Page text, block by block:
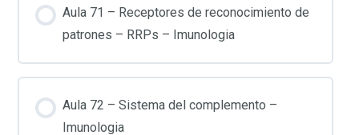
Aula 71 – Receptores de reconocimiento de
patrones – RRPs – Imunologia
Aula 72 – Sistema del complemento –
Imunologia